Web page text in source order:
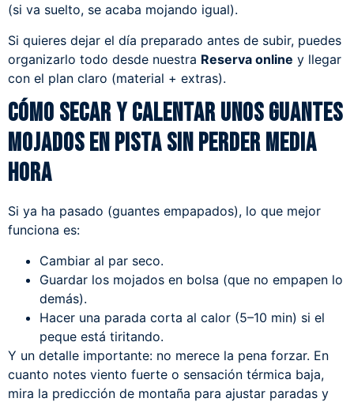
(si va suelto, se acaba mojando igual).
Si quieres dejar el día preparado antes de subir, puedes
organizarlo todo desde nuestra Reserva online y llegar
con el plan claro (material + extras).
Cómo secar y calentar unos guantes
mojados en pista sin perder media
hora
Si ya ha pasado (guantes empapados), lo que mejor
funciona es:
Cambiar al par seco.
Guardar los mojados en bolsa (que no empapen lo
demás).
Hacer una parada corta al calor (5–10 min) si el
peque está tiritando.
Y un detalle importante: no merece la pena forzar. En
cuanto notes viento fuerte o sensación térmica baja,
mira la predicción de montaña para ajustar paradas y